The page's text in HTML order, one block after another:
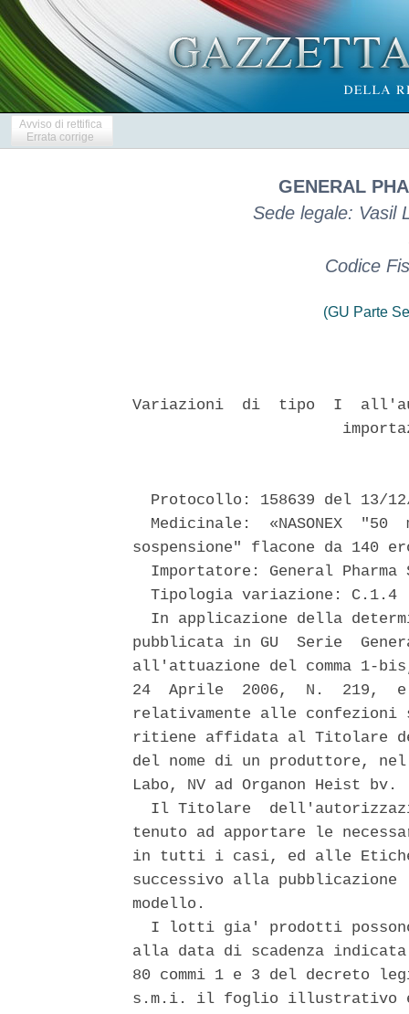
Avviso di rettifica
Errata corrige
GENERAL
Sede legale: Vasil
Codice
(GU Parte
Variazioni  di  tipo  I
Protocollo: 158639 del 13/
Medicinale:  «NASONEX  "50
sospensione" flacone da 140
Importatore: General
  Tipologia variazione: C.1.4
In applicazione della
pubblicata in GU  Serie
all'attuazione del comma 1-
24  Aprile  2006,  N.  219,
relativamente alle
ritiene affidata al Titolare
del nome di un produttore,
Labo, NV ad Organon Heist bv.
Il Titolare
tenuto ad apportare le
in tutti i casi, ed alle
successivo alla
modello.
I lotti gia' prodotti
alla data di scadenza
80 commi 1 e 3 del decreto
s.m.i. il foglio illustrativo e